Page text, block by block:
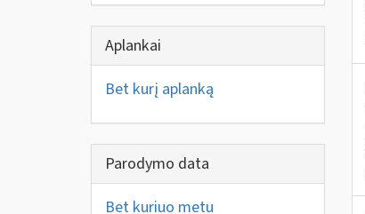
Aplankai
Bet kurį aplanką
Parodymo data
Bet kuriuo metu